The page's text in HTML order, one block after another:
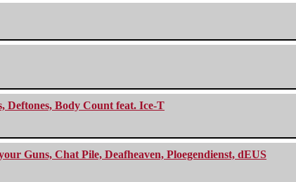
Deftones, Body Count feat. Ice-T
Guns, Chat Pile, Deafheaven, Ploegendienst, dEUS